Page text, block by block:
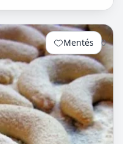
Mentés 0